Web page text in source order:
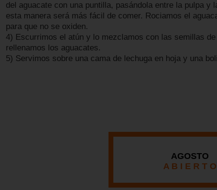
del aguacate con una puntilla, pasándola entre la pulpa y
esta manera será más fácil de comer. Rociamos el
para que no se oxiden.
4) Escurrimos el atún y lo mezclamos con las semillas
rellenamos los aguacates.
5) Servimos sobre una cama de lechuga en hoja y una
AGOSTO
A B I E R T O